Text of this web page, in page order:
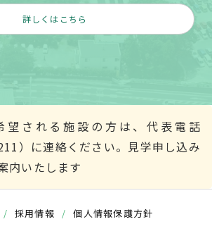
詳しくはこちら
望される施設の方は、代表電話
）に連絡ください。見学申し込み
内いたします
/ 採用情報 / 個人情報保護方針